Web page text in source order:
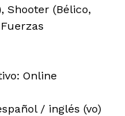
Shooter (Bélico,
Online
/ inglés (vo)